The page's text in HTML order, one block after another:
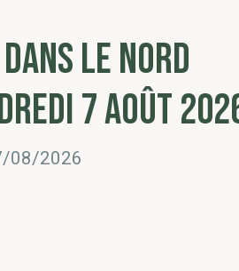
LE NORD
7 AOÛT
08/2026